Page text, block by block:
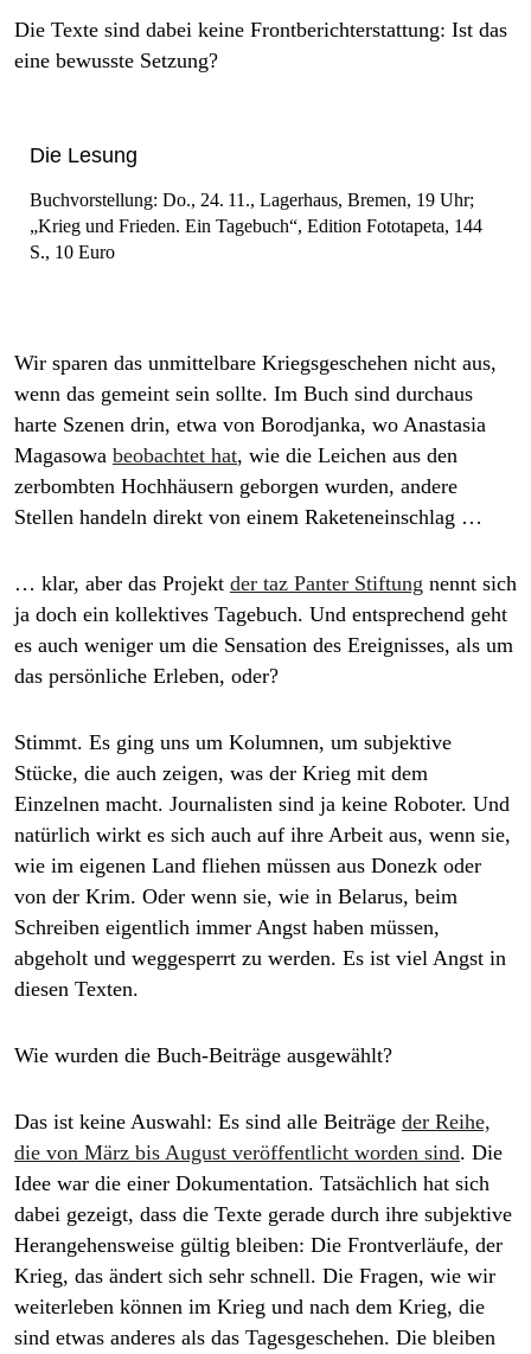
Die Texte sind dabei keine Frontberichterstattung: Ist das
eine bewusste Setzung?
Die Lesung
Buch­vorstellung: Do., 24. 11., Lagerhaus, Bremen, 19 Uhr;
„Krieg und Frieden. Ein Tagebuch“, Edition Fototapeta, 144
S., 10 Euro
Wir sparen das unmittelbare Kriegsgeschehen nicht aus,
wenn das gemeint sein sollte. Im Buch sind durchaus
harte Szenen drin, etwa von Borodjanka, wo Anastasia
Magasowa beobachtet hat, wie die Leichen aus den
zerbombten Hochhäusern geborgen wurden, andere
Stellen handeln direkt von einem Raketeneinschlag …
… klar, aber das Projekt der taz Panter Stiftung nennt sich
ja doch ein kollektives Tagebuch. Und entsprechend geht
es auch weniger um die Sensation des Ereignisses, als um
das persönliche Erleben, oder?
Stimmt. Es ging uns um Kolumnen, um subjektive
Stücke, die auch zeigen, was der Krieg mit dem
Einzelnen macht. Journalisten sind ja keine Roboter. Und
natürlich wirkt es sich auch auf ihre Arbeit aus, wenn sie,
wie im eigenen Land fliehen müssen aus Donezk oder
von der Krim. Oder wenn sie, wie in Belarus, beim
Schreiben eigentlich immer Angst haben müssen,
abgeholt und weggesperrt zu werden. Es ist viel Angst in
diesen Texten.
Wie wurden die Buch-Beiträge ausgewählt?
Das ist keine Auswahl: Es sind alle Beiträge der Reihe,
die von März bis August veröffentlicht worden sind. Die
Idee war die einer Dokumentation. Tatsächlich hat sich
dabei gezeigt, dass die Texte gerade durch ihre subjektive
Herangehensweise gültig bleiben: Die Frontverläufe, der
Krieg, das ändert sich sehr schnell. Die Fragen, wie wir
weiterleben können im Krieg und nach dem Krieg, die
sind etwas anderes als das Tagesgeschehen. Die bleiben